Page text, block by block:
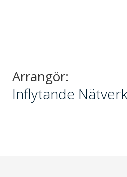
Arrangör:
Inflytande